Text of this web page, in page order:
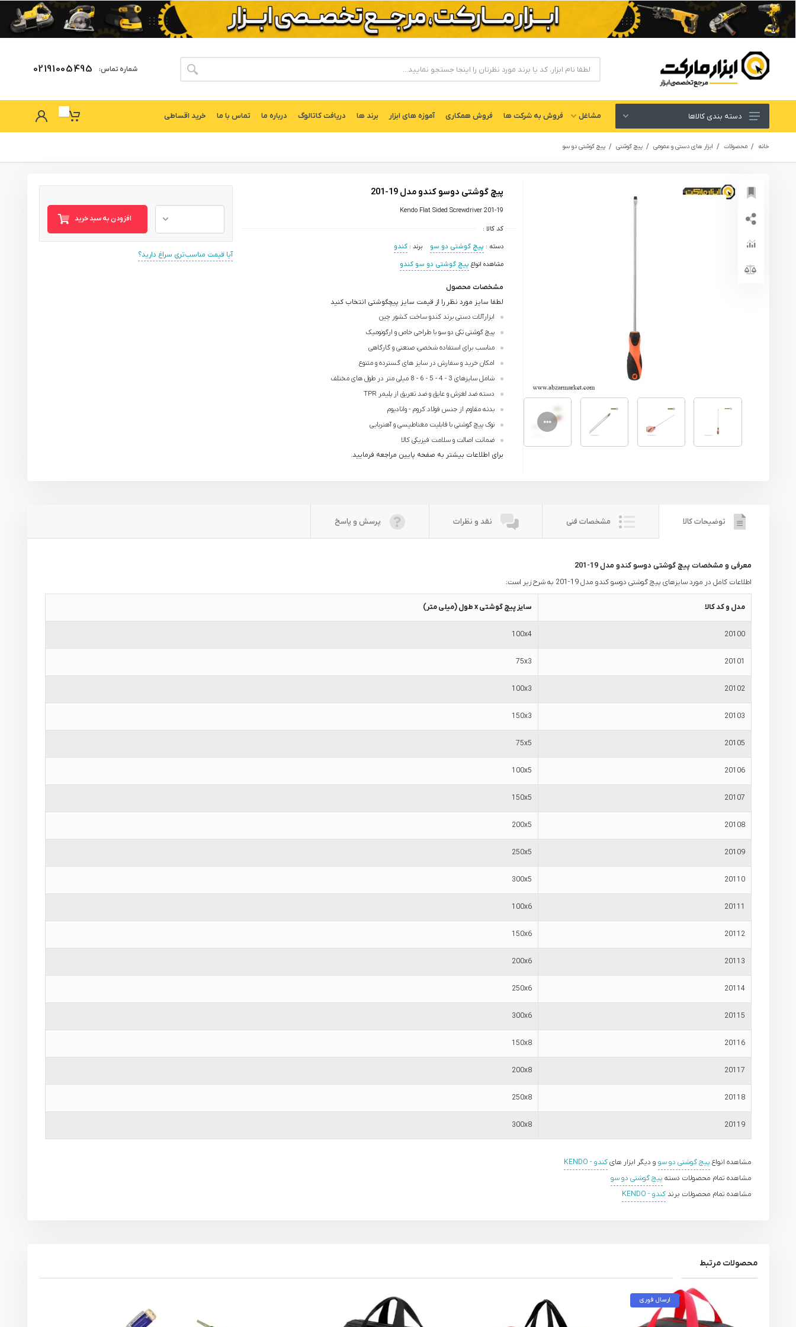
شماره تماس: 02191005495
ابزار های برقی و شارژی
لوازم جانبی ابزار
ابزار های دستی و عمومی
ابزار های بادی یا پنوماتیک
ابزار دقیق و اندازه گیری
یراق آلات
دسته بندی کالاها مشاغل فروش به شركت ها فروش همکاری آموزه های ابزار برند ها دریافت کاتالوگ درباره ما تماس با ما خرید اقساطی
خانه محصولات ابزار های دستی و عمومی پیچ گوشتی پیچ گوشتی دو سو
پیچ گوشتی دوسو کندو مدل 19-201
Kendo Flat Sided Screwdriver 201-19
کد کالا :
دسته : پیچ گوشتی دو سو برند : کندو
مشاهده انواع پیچ گوشتی دو سو کندو
مشخصات محصول
لطفا سایز مورد نظر را از قیمت سایز پیچگوشتی انتخاب کنید
ابزارآلات دستی برند کندو ساخت کشور چین
پیچ گوشتی تکی دو سو با طراحی خاص و ارگونومیک
مناسب برای استفاده شخصی، صنعتی و گارگاهی
امکان خرید و سفارش در سایز های گسترده و متنوع
شامل سایزهای 3 - 4 - 5 - 6 - 8 میلی متر در طول های مختلف
دسته ضد لغزش و عایق و ضد تعریق از پلیمر TPR
بدنه مقاوم از جنس فولاد کروم - وانادیوم
نوک پیچ گوشتی با قابلیت مغناطیسی و آهنربایی
ضمانت اصالت و سلامت فیزیکی کالا
برای اطلاعات بیشتر به صفحه پایین مراجعه فرمایید.
افزودن به سبد خرید
آیا قیمت مناسب‌تری سراغ دارید؟
توضیحات کالا مشخصات فنی نقد و نظرات پرسش و پاسخ
معرفی و مشخصات پیچ گوشتی دوسو کندو مدل 19-201
اطلاعات کامل در مورد سایزهای پیچ گوشتی دوسو کندو مدل 19-201 به شرح زیر است:
مدل و کد کالا سایز پیچ گوشتی x طول (میلی متر)
20100
100x4
20101
75x3
20102
100x3
20103
150x3
20105
75x5
20106
100x5
20107
150x5
20108
200x5
20109
250x5
20110
300x5
20111
100x6
20112
150x6
20113
200x6
20114
250x6
20115
300x6
20116
150x8
20117
200x8
20118
250x8
20119
300x8
مشاهده انواع پیچ گوشتی دو سو و دیگر ابزار هایکندو - KENDO
مشاهده تمام محصولات دسته پیچ گوشتی دو سو
مشاهده تمام محصولات برندکندو - KENDO
محصولات مرتبط
ارسال فوری